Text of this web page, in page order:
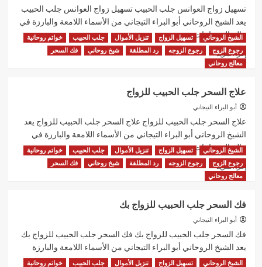
بك
شيخ
روحاني
تسهيل زواج العوانس جلب الحبيب تسهيل زواج العوانس جلب الحبيب
يعد الشيخ الروحاني أبو البراء التيجاني من الأسماء اللامعة والبارزة في
عالم الروحانيات...
إقرأ المزيداقرأ
المزيد
زواج
العوانس
الحبيب
الشيخ الروحاني تسهيل الزواج تنزيل الأموال جلب الحبيب
خواتم روحانية
رجوع الزوج
رجوع الزوجه رد المطلقة شيخ روحاني
فك السحر
معالج روحاني
علاج السحر جلب الحبيب للزواج
أبو البراء التيجاني
علاج السحر جلب الحبيب للزواج علاج السحر جلب الحبيب للزواج يعد
الشيخ الروحاني أبو البراء التيجاني من الأسماء اللامعة والبارزة في
عالم الروحانيات...
إقرأ المزيداقرأ
المزيد
السحر
جلب
الحبيب
للزواج
الشيخ الروحاني تسهيل الزواج تنزيل الأموال جلب الحبيب
خواتم روحانية
رجوع الزوج
رجوع الزوجه رد المطلقة شيخ روحاني
فك السحر
معالج روحاني
فك السحر جلب الحبيب للزواج بك
أبو البراء التيجاني
فك السحر جلب الحبيب للزواج بك فك السحر جلب الحبيب للزواج بك
يعد الشيخ الروحاني أبو البراء التيجاني من الأسماء اللامعة والبارزة
في...
الشيخ الروحاني تسهيل الزواج تنزيل الأموال جلب الحبيب
خواتم روحانية